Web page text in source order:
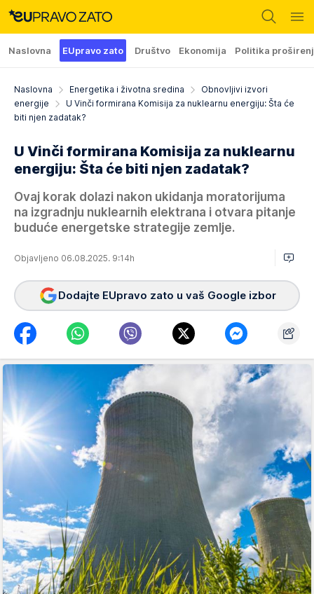
Naslovna EUpravo zato Društvo Ekonomija Politika
Naslovna Energetika i životna sredina
Obnovljivi izvori
energije
U Vinči formirana Komisija za nuklearnu energiju: Šta će
biti njen zadatak?
U Vinči formirana Komisija za nuklearnu
energiju: Šta će biti njen zadatak?
Ovaj korak dolazi nakon ukidanja moratorijuma
na izgradnju nuklearnih elektrana i otvara pitanje
buduće energetske strategije zemlje.
Objavljeno 06.08.2025. 9:14h
Dodajte EUpravo zato u vaš Google izbor